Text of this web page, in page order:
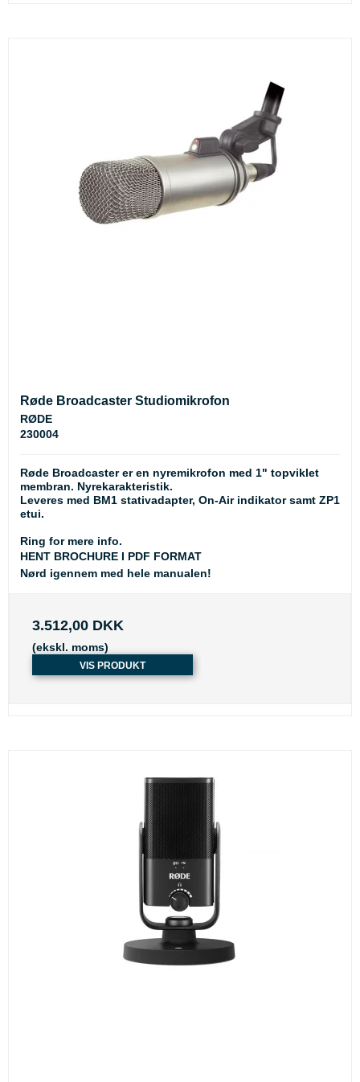
Røde Broadcaster Studiomikrofon
RØDE
230004
Røde Broadcaster er en nyremikrofon med 1" topviklet
membran. Nyrekarakteristik.
Leveres med BM1 stativadapter, On-Air indikator samt ZP1
etui.
Ring for mere info.
HENT BROCHURE I PDF FORMAT
Nørd igennem med hele manualen!
3.512,00 DKK
(ekskl. moms)
VIS PRODUKT